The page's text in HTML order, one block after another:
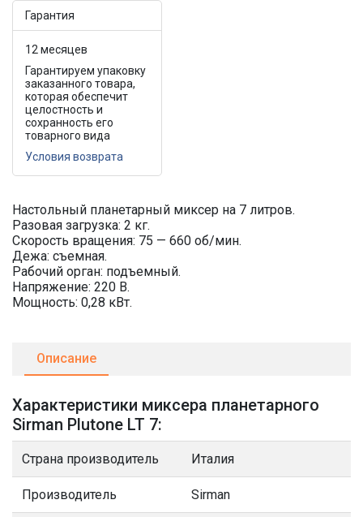
Гарантия
12 месяцев
Гарантируем упаковку
заказанного товара,
которая обеспечит
целостность и
сохранность его
товарного вида
Условия возврата
Настольный планетарный миксер на 7 литров.
Разовая загрузка: 2 кг.
Скорость вращения: 75 — 660 об/мин.
Дежа: съемная.
Рабочий орган: подъемный.
Напряжение: 220 В.
Мощность: 0,28 кВт.
Описание
Характеристики миксера планетарного
Sirman Plutone LT 7:
Страна производитель Италия
Производитель Sirman